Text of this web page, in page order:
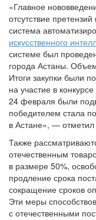
«Главное
отсутствие
система
искусственного
системе был
города Астаны.
Итоги закупки были
на участие в
24 февраля были
победителем стала
в Астане», —
Также
отечественным
в размере 50%,
продление срока
сокращение сроков
Эти меры
с отечественными